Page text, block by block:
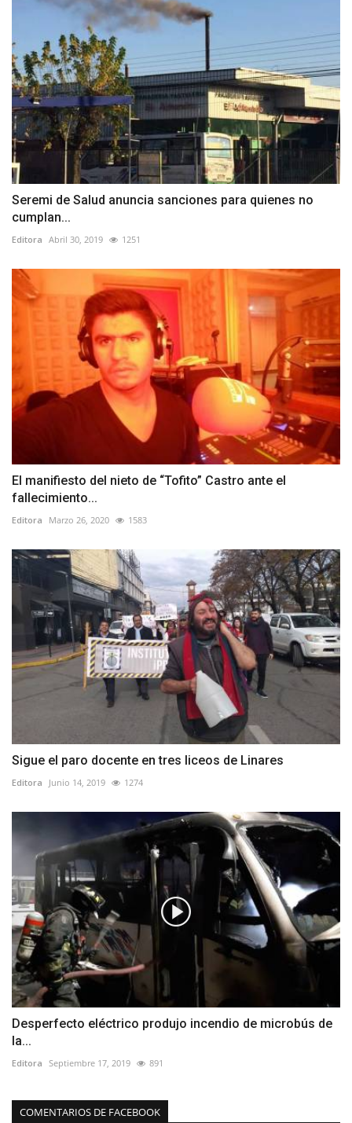
Seremi de Salud anuncia sanciones para quienes no
cumplan...
Editora Abril 30, 2019 1251
El manifiesto del nieto de “Tofito” Castro ante el
fallecimiento...
Editora Marzo 26, 2020 1583
Sigue el paro docente en tres liceos de Linares
Editora Junio 14, 2019 1274
Desperfecto eléctrico produjo incendio de microbús de
la...
Editora Septiembre 17, 2019 891
COMENTARIOS DE FACEBOOK